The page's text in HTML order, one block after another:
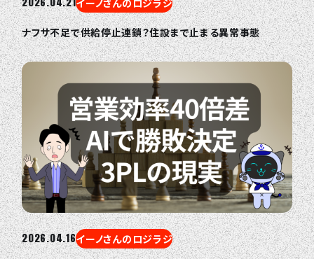
ナフサ不足で供給停止連鎖？住設まで止まる異常事態
2026.04.16イーノさんのロジラジ